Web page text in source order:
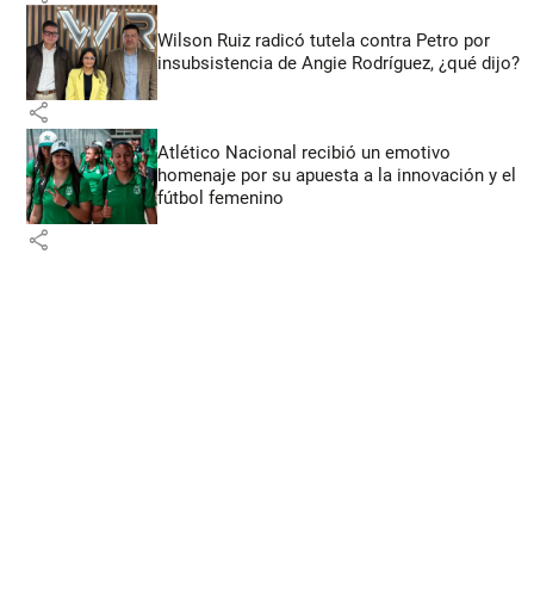
Wilson Ruiz radicó tutela contra Petro por
insubsistencia de Angie Rodríguez, ¿qué dijo?
share
Atlético Nacional recibió un emotivo
homenaje por su apuesta a la innovación y el
fútbol femenino
share